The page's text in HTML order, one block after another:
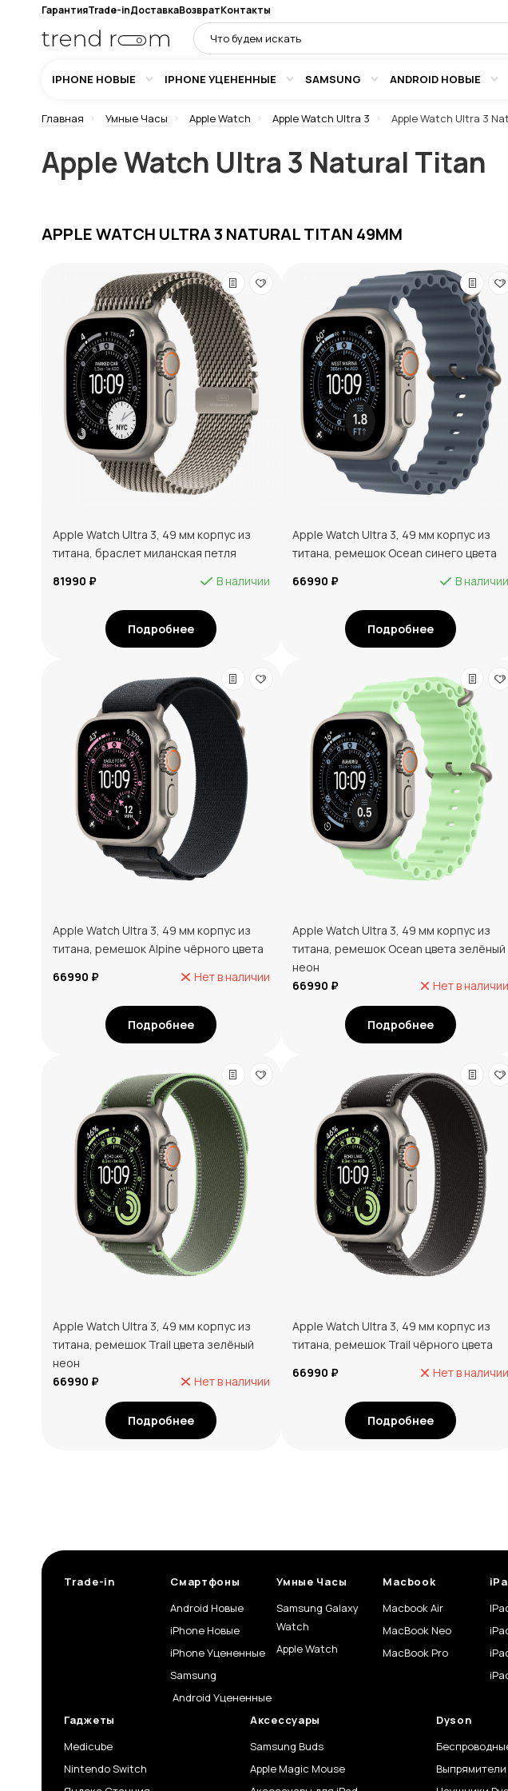
ГарантияTrade-inДоставкаВозвратКонтакты
IPHONE НОВЫЕ IPHONE УЦЕНЕННЫЕ SAMSUNG ANDROID НОВЫЕ
Главная Умные Часы Apple Watch Apple Watch Ultra 3 Apple Watch Ultra 3
Apple Watch Ultra 3 Natural Titan
Apple Watch Ultra 3, 49 мм корпус из
титана, браслет миланская петля
81990 ₽
В наличии
Подробнее
Apple Watch Ultra 3, 49 мм корпус из
титана, ремешок Ocean синего цвета
66990 ₽
В наличии
Подробнее
Apple Watch Ultra 3, 49 мм корпус из
титана, ремешок Alpine чёрного цвета
66990 ₽
Нет в наличии
Подробнее
Apple Watch Ultra 3, 49 мм корпус из
титана, ремешок Ocean цвета зелёный
неон
66990 ₽
Нет в наличии
Подробнее
Apple Watch Ultra 3, 49 мм корпус из
титана, ремешок Trail цвета зелёный
неон
66990 ₽
Нет в наличии
Подробнее
Apple Watch Ultra 3, 49 мм корпус из
титана, ремешок Trail чёрного цвета
66990 ₽
Нет в наличии
Подробнее
APPLE WATCH ULTRA 3 NATURAL TITAN 49ММ
Trade-in
Смартфоны
Android Новые
iPhone Новые
iPhone Уцененные
Samsung
Android Уцененные
Умные Часы
Samsung Galaxy
Watch
Apple Watch
Macbook
Macbook Air
MacBook Neo
MacBook Pro
Гаджеты
Medicube
Nintendo Switch
Аксессуары
Samsung Buds
Apple Magic Mouse
Dyson
Выпрямители